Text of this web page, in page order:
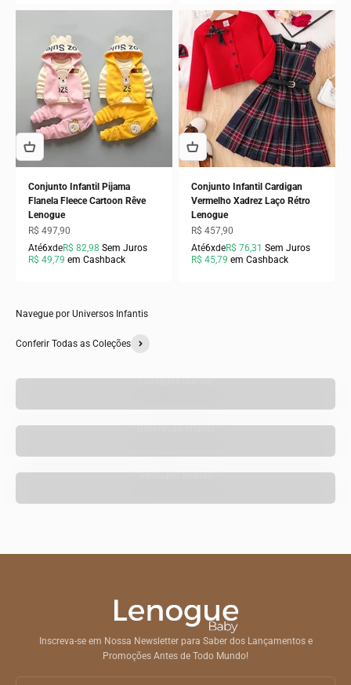
Conjunto Infantil Pijama
Flanela Fleece Cartoon Rêve
Lenogue
Preço promocional
R$ 497,90
Até6xdeR$ 82,98 Sem Juros
R$ 49,79 em Cashback
Conjunto Infantil Cardigan
Vermelho Xadrez Laço Rétro
Lenogue
Preço promocional
R$ 457,90
Até6xdeR$ 76,31 Sem Juros
R$ 45,79 em Cashback
Navegue por Universos Infantis
Conferir Todas as Coleções
Cuidados Diários
Decoração Infantil
Vestuário Infantil
Inscreva-se em Nossa Newsletter para Saber dos Lançamentos e
Promoções Antes de Todo Mundo!